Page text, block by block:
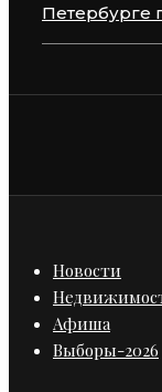
Петербурге
Новости
Афиша
Выборы-2026